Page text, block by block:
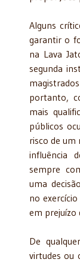
Alguns
garantir o
na Lava
segunda
portanto,
mais
públicos
risco de um
influência
sempre
uma
no
em prejuízo
De
virtudes ou